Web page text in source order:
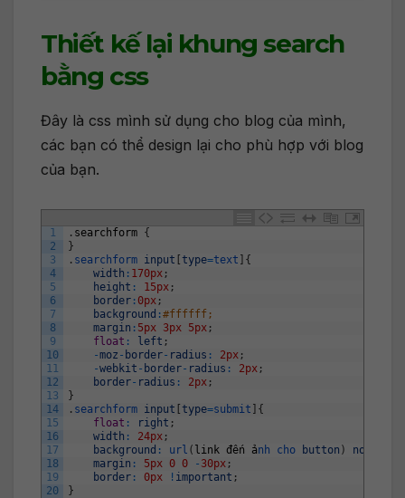
Thiết kế lại khung search
bằng css
Đây là css mình sử dụng cho blog của mình,
các bạn có thể design lại cho phù hợp với blog
của bạn.
1
2
3
4
5
6
7
8
9
10
11
12
13
14
15
16
17
18
19
20
. searchform {
}
. searchform input type=text
{
width : 170px ;
height : 15px ;
border : 0px ;
background :#ffffff;
margin : 5px 3px 5px ;
float : left ;
-moz - border- radius : 2px ;
-webkit - border- radius : 2px ;
border- radius : 2px ;
}
. searchform input type=submit
{
float : right ;
width : 24px ;
background : url ( link đến ảnh cho button ) no
margin : 5px 0 0 - 30px ;
border : 0px ! important ;
}